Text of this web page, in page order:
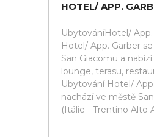
HOTEL/ APP.
UbytováníHotel/ App.
Hotel/ App. Garber
San Giacomu a
lounge, terasu,
Ubytování Hotel/
nachází ve městě
(Itálie - Trentino Alto